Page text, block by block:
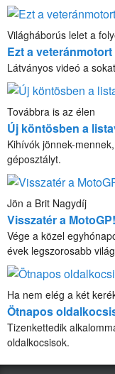
Világháborús lelet a
Ezt a
Látványos videó a
Továbbra is az élen
Új köntösben a
Kihívók jönnek-
géposztályt.
Jön a Brit Nagydíj
Visszatér a MotoGP!
Vége a közel
évek legszorosabb
Ha nem elég a két
Ötnapos
Tizenkettedik
oldalkocsisok.